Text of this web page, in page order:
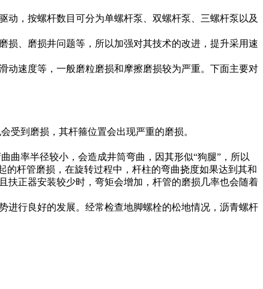
，按螺杆数目可分为单螺杆泵、双螺杆泵、三螺杆泵以及
损、磨损井问题等，所以加强对其技术的改进，提升采用速
动速度等，一般磨粒磨损和摩擦磨损较为严重。下面主要对
到磨损，其杆箍位置会出现严重的磨损。
曲率半径较小，会造成井筒弯曲，因其形似“狗腿”，所以
杆管磨损，在旋转过程中，杆柱的弯曲挠度如果达到其和
扶正器安装较少时，弯矩会增加，杆管的磨损几率也会随着
进行良好的发展。经常检查地脚螺栓的松地情况，沥青螺杆